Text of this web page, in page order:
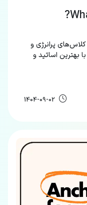
همکاری آکادمی آیلتس‌دیلی با کافه نون کلاس‌های پرانرژی و
بهترین اساتید و
1404-09-02